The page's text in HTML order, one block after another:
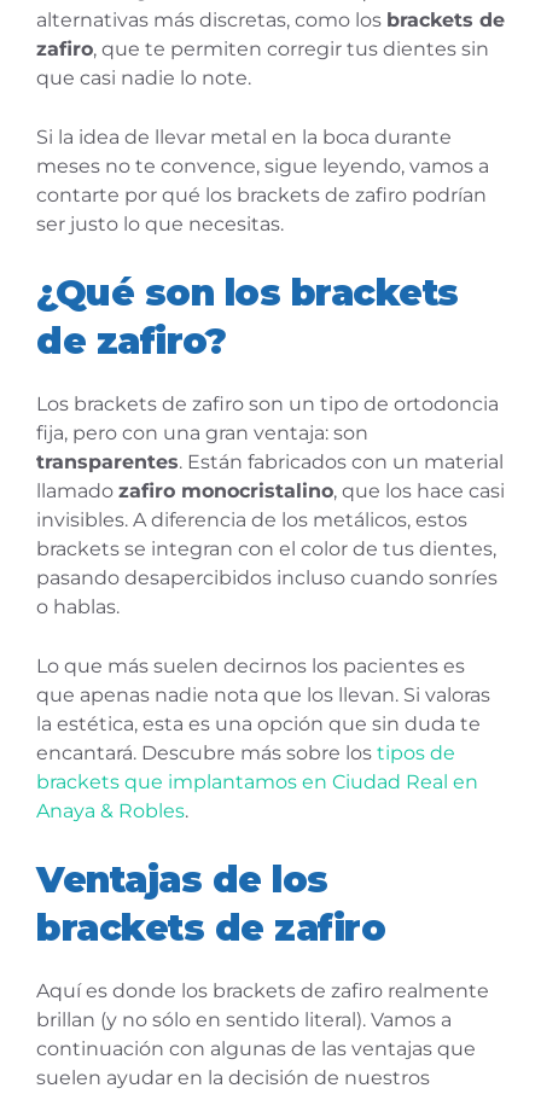
alternativas más discretas, como los brackets de
zafiro, que te permiten corregir tus dientes sin
que casi nadie lo note.
Si la idea de llevar metal en la boca durante
meses no te convence, sigue leyendo, vamos a
contarte por qué los brackets de zafiro podrían
ser justo lo que necesitas.
¿Qué son los brackets
de zafiro?
Los brackets de zafiro son un tipo de ortodoncia
fija, pero con una gran ventaja: son
transparentes. Están fabricados con un material
llamado zafiro monocristalino, que los hace casi
invisibles. A diferencia de los metálicos, estos
brackets se integran con el color de tus dientes,
pasando desapercibidos incluso cuando sonríes
o hablas.
Lo que más suelen decirnos los pacientes es
que apenas nadie nota que los llevan. Si valoras
la estética, esta es una opción que sin duda te
encantará. Descubre más sobre los tipos de
brackets que implantamos en Ciudad Real en
Anaya & Robles.
Ventajas de los
brackets de zafiro
Aquí es donde los brackets de zafiro realmente
brillan (y no sólo en sentido literal). Vamos a
continuación con algunas de las ventajas que
suelen ayudar en la decisión de nuestros